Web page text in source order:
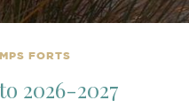
FORTS
2026-2027